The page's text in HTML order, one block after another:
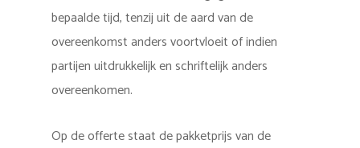
bepaalde tijd, tenzij uit de aard van de
overeenkomst anders voortvloeit of indien
partijen uitdrukkelijk en schriftelijk anders
overeenkomen.
Op de offerte staat de pakketprijs van de